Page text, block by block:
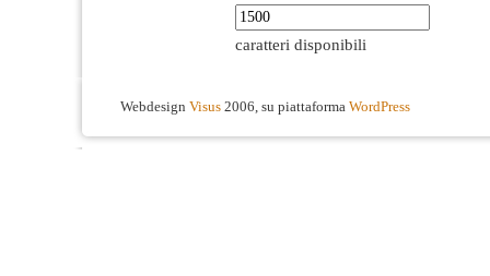
caratteri disponibili
Webdesign Visus 2006, su piattaforma WordPress